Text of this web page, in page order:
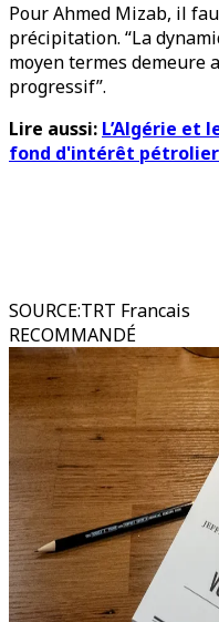
Pour Ahmed Mizab, il
précipitation. “La
moyen termes demeure
progressif”.
Lire aussi: L’Algérie et
fond d'intérêt
SOURCE:TRT Francais
RECOMMANDÉ